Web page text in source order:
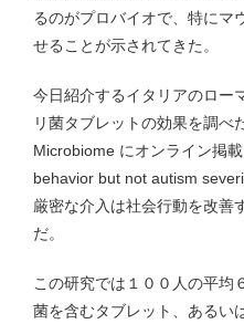
るのがプロバイオで、特にマ
せることが示されてきた。
今日紹介するイタリアのロー
リ菌タブレットの効果を調べ
Microbiome にオンライン掲
behavior but not autism
厳密な介入は社会行動を改善
だ。
この研究では１００人の平均
菌を含むタブレット、あるい